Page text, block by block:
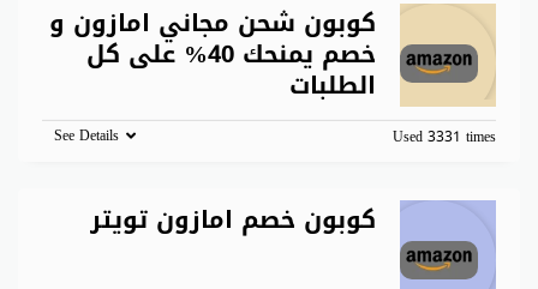
كوبون شحن مجاني امازون و
خصم يمنحك 40% على كل
الطلبات
Used 3331 times
See Details
كوبون خصم امازون تويتر